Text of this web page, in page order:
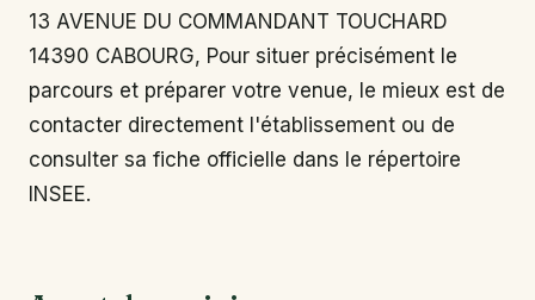
13 AVENUE DU COMMANDANT TOUCHARD
14390 CABOURG, Pour situer précisément le
parcours et préparer votre venue, le mieux est de
contacter directement l'établissement ou de
consulter sa fiche officielle dans le répertoire
INSEE.